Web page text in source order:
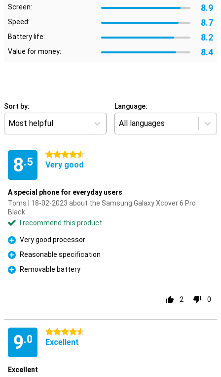
Screen: 8.9
Speed: 8.7
Battery life: 8.2
Value for money: 8.4
Sort by:
Most helpful
Language:
All languages
8.5
4.5 stars
Very good
A special phone for everyday users
Toms | 18-02-2023 about the Samsung Galaxy Xcover 6 Pro
Black
I recommend this product
Pro
Very good processor
Pro
Reasonable specification
Pro
Removable battery
2 0
9.0
4.5 stars
Excellent
Excellent